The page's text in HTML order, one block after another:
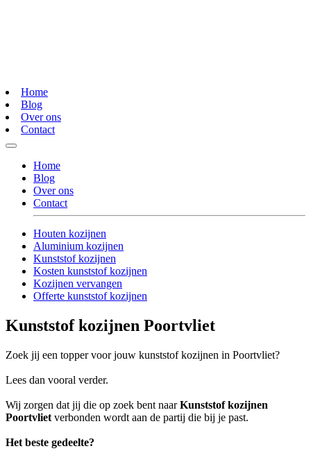
Home
Blog
Over ons
Contact
Home
Blog
Over ons
Contact
Houten kozijnen
Aluminium kozijnen
Kunststof kozijnen
Kosten kunststof kozijnen
Kozijnen vervangen
Offerte kunststof kozijnen
Kunststof kozijnen Poortvliet
Zoek jij een topper voor jouw kunststof kozijnen in Poortvliet?
Lees dan vooral verder.
Wij zorgen dat jij die op zoek bent naarKunststof kozijnen
Poortvliet verbonden wordt aan de partij die bij je past.
Het beste gedeelte?